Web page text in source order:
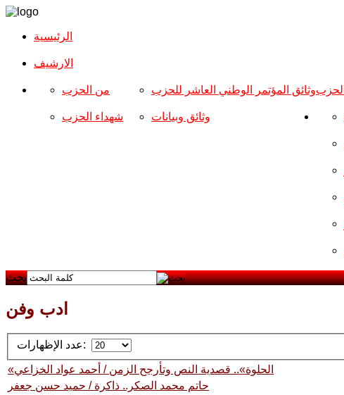
الرئيسية
الارشیف
الحزب من الحزب
شهداء الحزب
وثائق المؤتمر الوطني العاشر للحزب
وثائق وبيانات
بحث
ادب وفن
عدد الإظهارات:
«الحلوة».. قصدية النص وتأرجح الزمن / أحمد عواد الخزاعي
حاتم محمد الصكر.. ذاكرة / حميد حسن جعفر